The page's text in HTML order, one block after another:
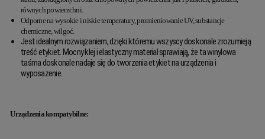
równych powierzchni.
Odporne na wysokie i niskie temperatury, promieniowanie UV, substancje
chemiczne, wilgoć.
Jest idealnym rozwiązaniem, dzięki któremu wszyscy doskonale zrozumieją
treść etykiet. Mocny klej i elastyczny materiał sprawiają, że ta winylowa
taśma doskonale nadaje się do tworzenia etykiet na urządzenia i
wyposażenie.
Urządzenia kompatybilne: